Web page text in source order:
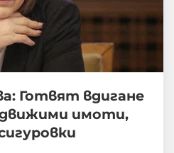
Готвят вдигане
имоти,